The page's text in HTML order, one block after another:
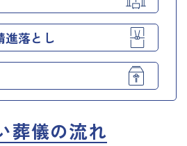
進落とし
葬儀の流れ